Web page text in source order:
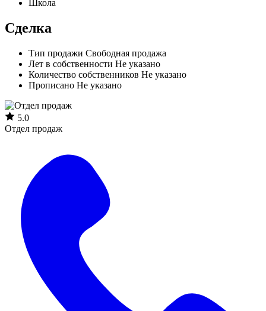
Школа
Сделка
Тип продажи Свободная продажа
Лет в собственности Не указано
Количество собственников Не указано
Прописано Не указано
5.0
Отдел продаж